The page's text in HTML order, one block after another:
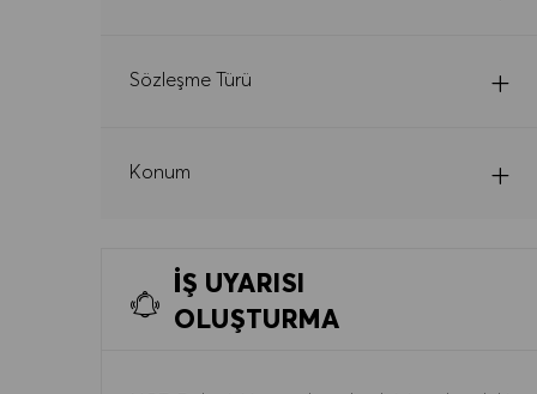
Sözleşme Türü
Konum
İŞ UYARISI
OLUŞTURMA